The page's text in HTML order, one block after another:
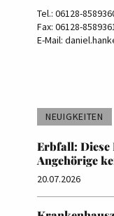
Tel.: 06128-
Fax: 06128-
E-Mail:
NEUIGKEITEN
Erbfall: Diese
Angehörige
20.07.2026